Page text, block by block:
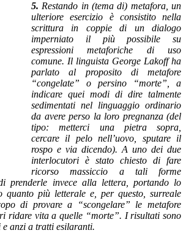
5. Restando in (tema di) metafora, un
ulteriore esercizio è consistito nella
scrittura in coppie di un dialogo
imperniato il più possibile su
espressioni metaforiche di uso
comune. Il linguista George Lakoff ha
parlato al proposito di metafore
“congelate” o persino “morte”, a
indicare quei modi di dire talmente
sedimentati nel linguaggio ordinario
da avere perso la loro pregnanza (del
tipo: metterci una pietra sopra,
cercare il pelo nell’uovo, sputare il
rospo e via dicendo). A uno dei due
interlocutori è stato chiesto di fare
ricorso massiccio a tali forme
prenderle invece alla lettera, portando lo
quanto più letterale e, per questo, surreale
di provare a “scongelare” le metafore
ridare vita a quelle “morte”. I risultati sono
anzi a tratti esilaranti.